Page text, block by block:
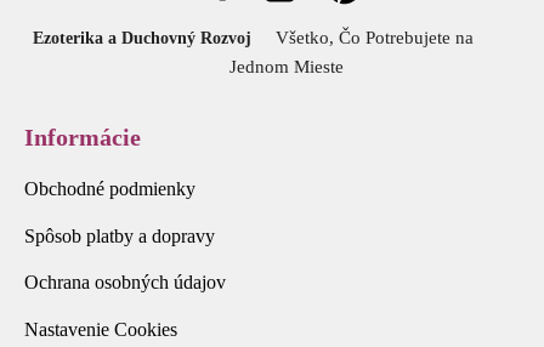
Ezoterika a Duchovný Rozvoj
Všetko, Čo Potrebujete na
Jednom Mieste
Informácie
Obchodné podmienky
Spôsob platby a dopravy
Ochrana osobných údajov
Nastavenie Cookies